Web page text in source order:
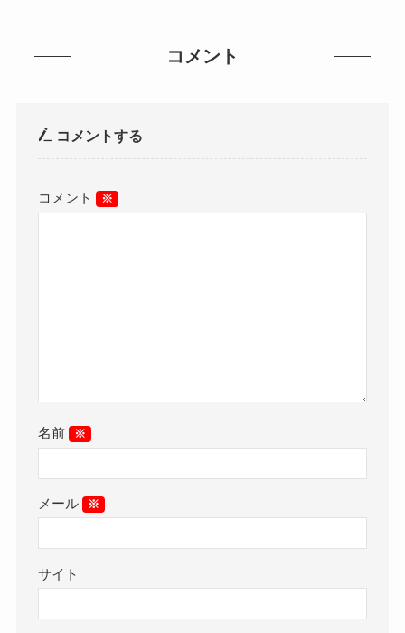
コメント
コメントする
コメント ※
名前 ※
メール ※
サイト